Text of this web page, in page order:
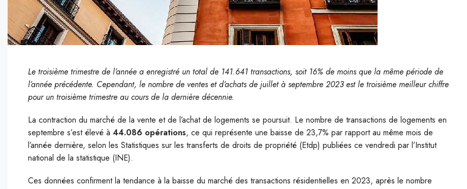
Le troisième trimestre de l’année a enregistré un total de 141.641 transactions, soit 16% de moins que la même période de
l’année précédente. Cependant, le nombre de ventes et d’achats de juillet à septembre 2023 est le troisième meilleur chiffre
pour un troisième trimestre au cours de la dernière décennie.
La contraction du marché de la vente et de l’achat de logements se poursuit. Le nombre de transactions de logements en
septembre s’est élevé à 44.086 opérations, ce qui représente une baisse de 23,7% par rapport au même mois de
l’année dernière, selon les Statistiques sur les transferts de droits de propriété (Etdp) publiées ce vendredi par l’Institut
national de la statistique (INE).
Ces données confirment la tendance à la baisse du marché des transactions résidentielles en 2023, après le nombre